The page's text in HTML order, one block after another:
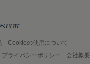
Cookieの使用について
プライバシーポリシー 会社概要